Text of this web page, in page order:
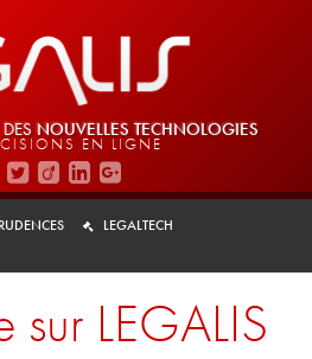
NOUVELLES TECHNOLOGIES
EN LIGNE
LEGALTECH
sur LEGALIS